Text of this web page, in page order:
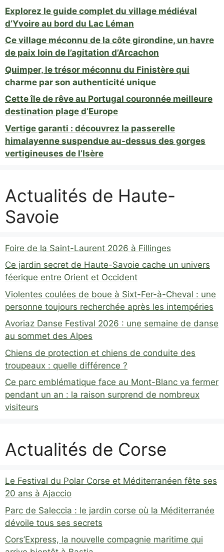
Explorez le guide complet du village médiéval
d’Yvoire au bord du Lac Léman
Ce village méconnu de la côte girondine, un havre
de paix loin de l’agitation d’Arcachon
Quimper, le trésor méconnu du Finistère qui
charme par son authenticité unique
Cette île de rêve au Portugal couronnée meilleure
destination plage d’Europe
Vertige garanti : découvrez la passerelle
himalayenne suspendue au-dessus des gorges
vertigineuses de l’Isère
Actualités de Haute-
Savoie
Foire de la Saint-Laurent 2026 à Fillinges
Ce jardin secret de Haute-Savoie cache un univers
féerique entre Orient et Occident
Violentes coulées de boue à Sixt-Fer-à-Cheval : une
personne toujours recherchée après les intempéries
Avoriaz Danse Festival 2026 : une semaine de danse
au sommet des Alpes
Chiens de protection et chiens de conduite des
troupeaux : quelle différence ?
Ce parc emblématique face au Mont-Blanc va fermer
pendant un an : la raison surprend de nombreux
visiteurs
Actualités de Corse
Le Festival du Polar Corse et Méditerranéen fête ses
20 ans à Ajaccio
Parc de Saleccia : le jardin corse où la Méditerranée
dévoile tous ses secrets
Cors’Express, la nouvelle compagnie maritime qui